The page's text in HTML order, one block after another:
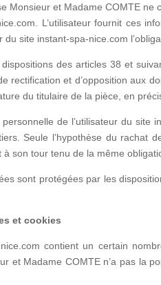
Monsieur et Madame COMTE
L’utilisateur fournit ces
du site instant-spa-nice.com
des articles 38 et
rectification et d’opposition aux
du titulaire de la pièce, en
de l’utilisateur du site
Seule l’hypothèse du rachat
son tour tenu de la même
sont protégées par les
et cookies
contient un certain
et Madame COMTE n’a pas la